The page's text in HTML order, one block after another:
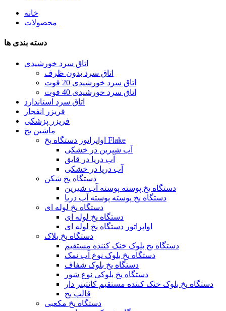
خانه
محصولات
دسته بندی ها
اتاق سرد خورشیدی
اتاق سرد بدون ظرف
اتاق سرد خورشیدی 20 فوت
اتاق سرد خورشیدی 40 فوت
اتاق سرد استاندارد
فریزر انفجار
فریزر پزشکی
ماشین یخ
اواپراتور دستگاه یخ Flake
آب شیرین در خشکی
آب دریا در قایق
آب دریا در خشکی
دستگاه یخ شکن
دستگاه یخ پوسته پوسته آب شیرین
دستگاه یخ پوسته پوسته آب دریا
دستگاه یخ لوله ای
دستگاه یخ لوله ای
اواپراتور دستگاه یخ لوله ای
دستگاه یخ بلاک
دستگاه یخ بلوک خنک کننده مستقیم
دستگاه یخ بلوک نوع آب نمک
دستگاه یخ بلوک شفاف
دستگاه یخ بلوکی نوع شور
دستگاه یخ بلوک خنک کننده مستقیم کانتینر دار
قالب یخ
دستگاه یخ مکعبی